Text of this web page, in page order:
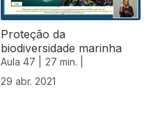
Proteção da
biodiversidade marinha
Aula 47 |
27 min. |
29 abr. 2021